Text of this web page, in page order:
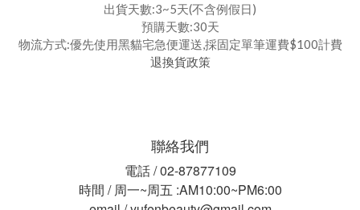
出貨天數:3~5天(不含例假日)
預購天數:30天
物流方式:優先使用黑貓宅急便運送,採固定單筆運費$100計費
退換貨政策
聯絡我們
電話 / 02-87877109
時間 / 周一~周五 :AM10:00~PM6:00